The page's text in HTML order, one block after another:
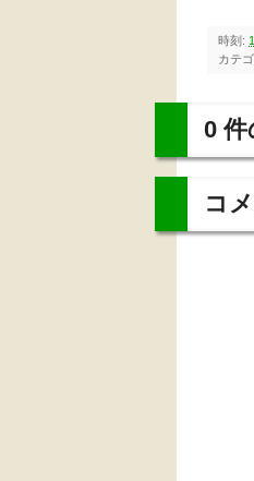
時刻:
カテ
0
コ